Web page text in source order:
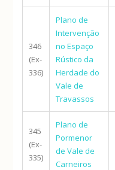
346
(Ex-
336)
Plano de
Intervenção
no Espaço
Rústico da
Herdade do
Vale de
Travassos
345
(Ex-
335)
Plano de
Pormenor
de Vale de
Carneiros